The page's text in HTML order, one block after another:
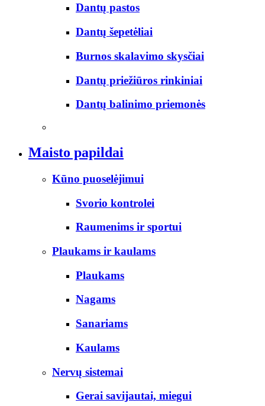
Dantų pastos
Dantų šepetėliai
Burnos skalavimo skysčiai
Dantų priežiūros rinkiniai
Dantų balinimo priemonės
Maisto papildai
Kūno puoselėjimui
Svorio kontrolei
Raumenims ir sportui
Plaukams ir kaulams
Plaukams
Nagams
Sanariams
Kaulams
Nervų sistemai
Gerai savijautai, miegui